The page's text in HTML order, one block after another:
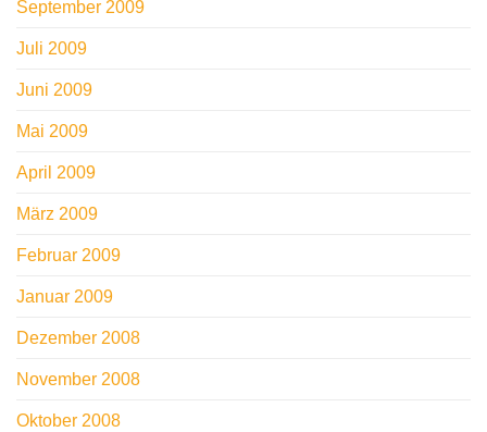
September 2009
Juli 2009
Juni 2009
Mai 2009
April 2009
März 2009
Februar 2009
Januar 2009
Dezember 2008
November 2008
Oktober 2008